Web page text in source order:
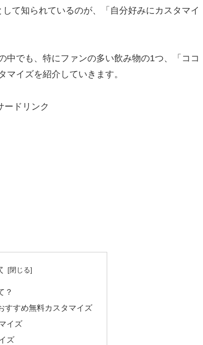
て知られているのが、「自分好みにカスタマイ
中でも、特にファンの多い飲み物の1つ、「ココ
イズを紹介していきます。
ードリンク
？
すすめ無料カスタマイズ
イズ
ズ